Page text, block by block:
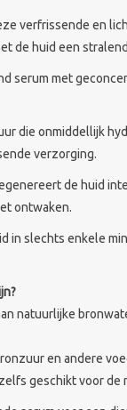
verfrissende en
de huid een
serum met
die onmiddellijk
verzorging.
de huid
ontwaken.
in slechts enkele
natuurlijke
en andere
geschikt voor de